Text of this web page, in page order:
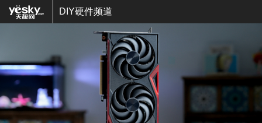
DIY硬件频道